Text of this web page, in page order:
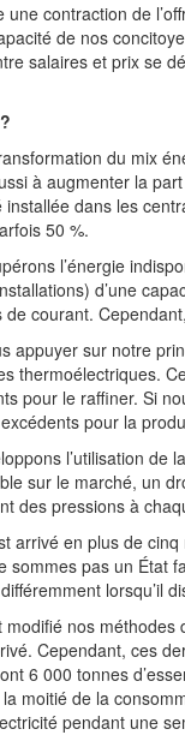
contraction de
de nos
salaires et prix se
du mix
à augmenter la
dans les
50 %.
l’énergie
d’une
courant.
appuyer sur notre
thermoélectriques.
pour le raffiner. Si
pour la
l’utilisation
sur le marché, un
des pressions à
arrivé en plus de
sommes pas un État
lorsqu’il
modifié nos
Cependant, ces
6 000 tonnes
moitié de la
pendant une